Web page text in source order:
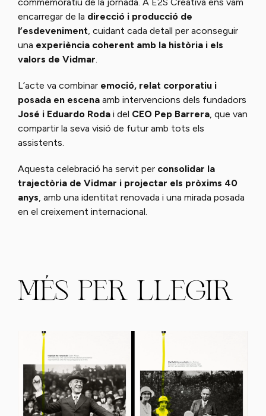
encarregar de la direcció i producció de
l’esdeveniment , cuidant cada detall per aconseguir
una experiència coherent amb la història i els
valors de Vidmar
L’acte va combinar emoció, relat corporatiu i
posada en escena amb intervencions dels fundadors
José i Eduardo Roda i del CEO Pep Barrera , que van
compartir la seva visió de futur amb tots els
assistents.
Aquesta celebració ha servit per consolidar la
trajectòria de Vidmar i projectar els pròxims 40
anys , amb una identitat renovada i una mirada posada
en el creixement internacional.
MÉS PER LLEGIR